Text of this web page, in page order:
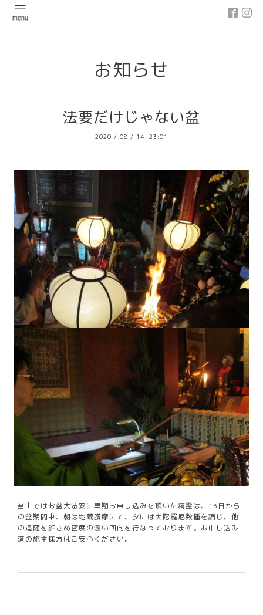
google-site-verification: google03647e12badb45de.html
お知らせ
法要だけじゃない盆
2020 / 08 / 14 23:01
当山ではお盆大法要に早期お申し込みを頂いた精霊は、13日から
の盆期間中、朝は地蔵護摩にて、夕には大陀羅尼数種を誦じ、他
の追随を許さぬ密度の濃い回向を行なっております。お申し込み
済の施主様方はご安心ください。